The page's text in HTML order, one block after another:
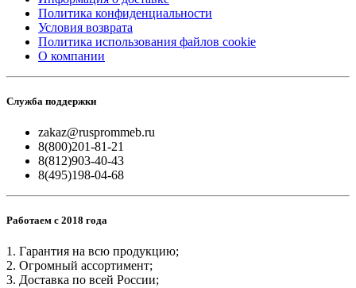
Политика конфиденциальности
Условия возврата
Политика использования файлов cookie
О компании
Служба поддержки
zakaz@rusprommeb.ru
8(800)201-81-21
8(812)903-40-43
8(495)198-04-68
Работаем с 2018 года
1. Гарантия на всю продукцию;
2. Огромный ассортимент;
3. Доставка по всей России;